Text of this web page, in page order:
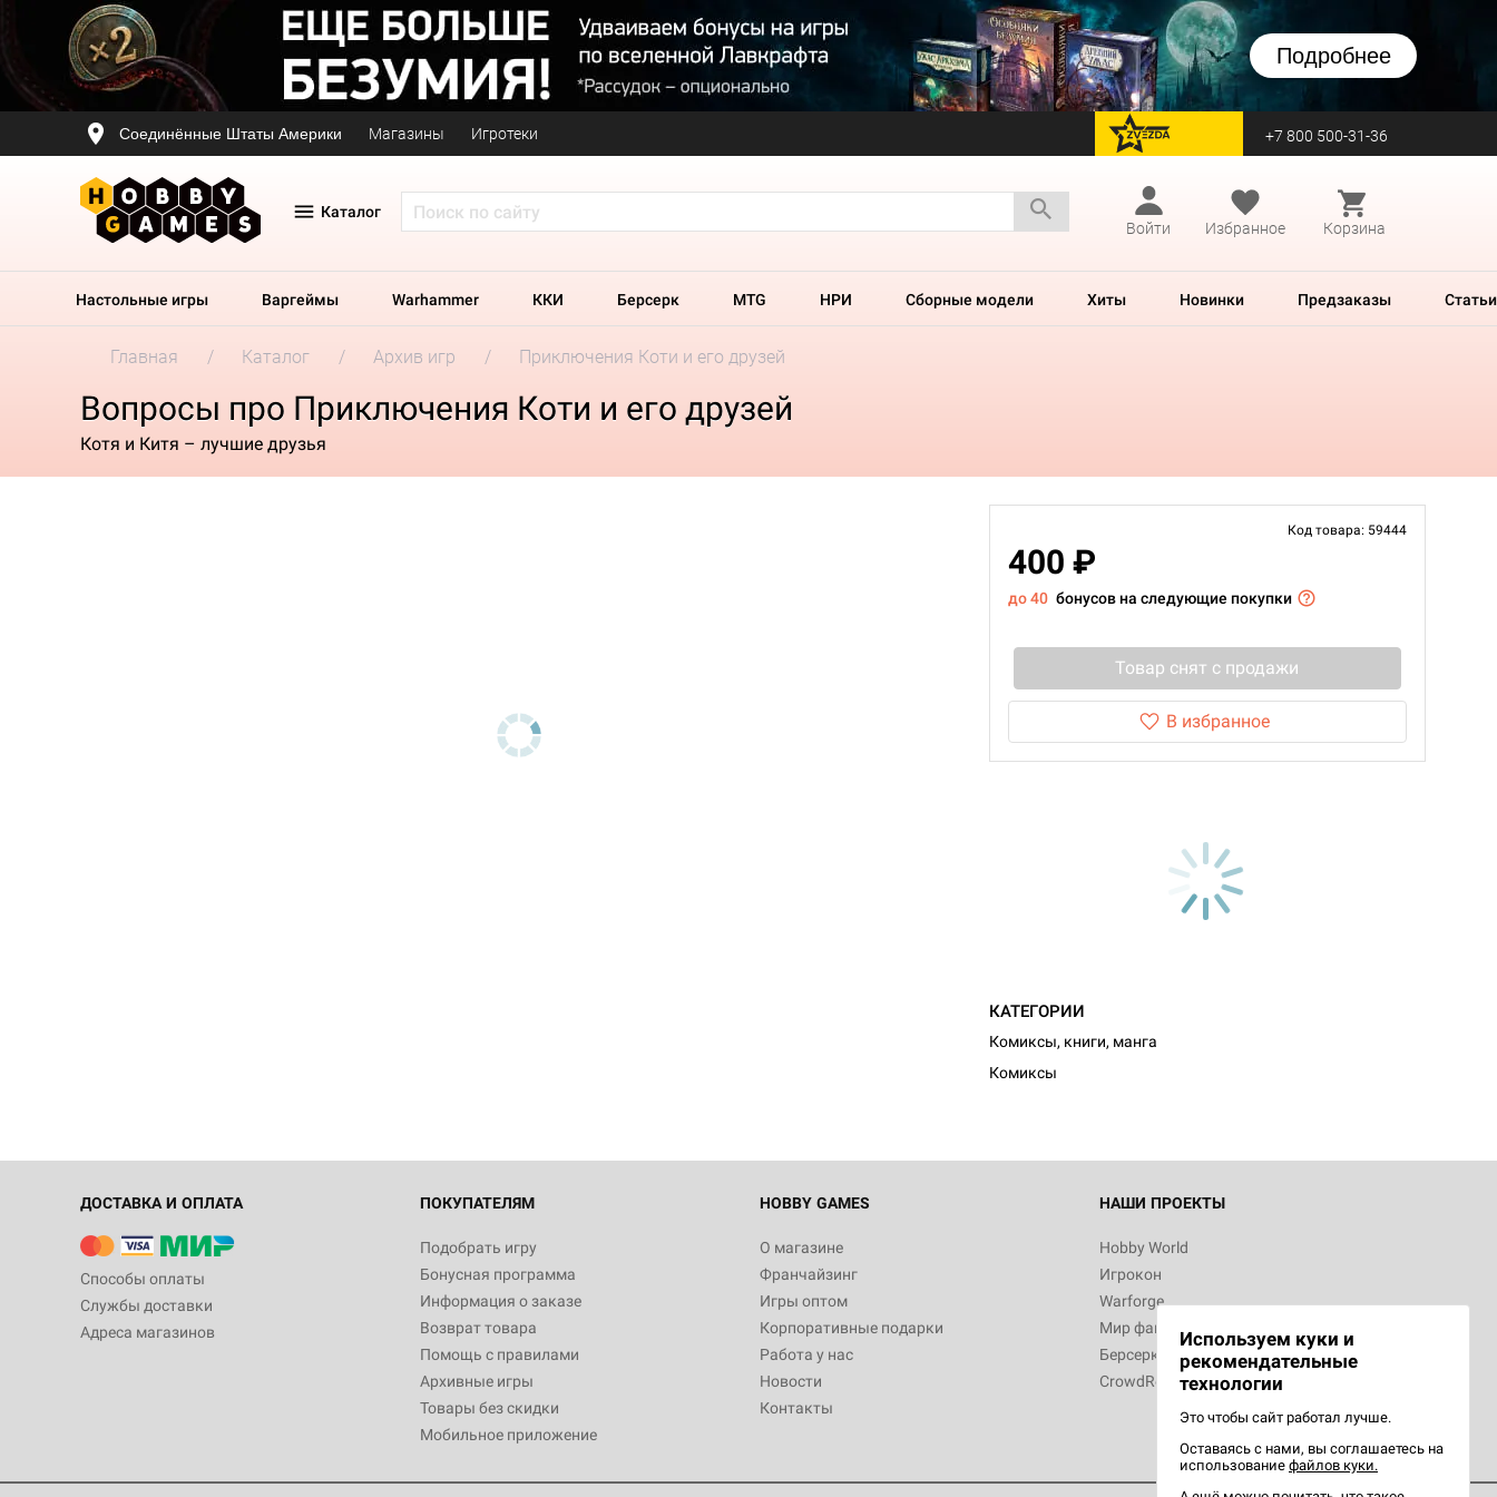
Подробнее
Соединённые Штаты Америки Магазины Игротеки перейти на Zvezda +7 800 500-31-36
Каталог
Войти
Избранное Корзина
Настольные игры Варгеймы Warhammer ККИ Берсерк MTG НРИ Сборные модели Хиты Новинки Предзаказы Статьи
Главная Каталог Архив игр Приключения Коти и его друзей
Вопросы про Приключения Коти и его друзей
Котя и Китя – лучшие друзья
Код товара: 59444
400 ₽
до 40 бонусов на следующие покупки
Товар снят с продажи
В избранное
КАТЕГОРИИ
Комиксы, книги, манга
Комиксы
ДОСТАВКА И ОПЛАТА
Способы оплаты
Службы доставки
Адреса магазинов
ПОКУПАТЕЛЯМ
Подобрать игру
Бонусная программа
Информация о заказе
Возврат товара
Помощь с правилами
Архивные игры
Товары без скидки
Мобильное приложение
HOBBY GAMES
О магазине
Франчайзинг
Игры оптом
Корпоративные подарки
Работа у нас
Новости
Контакты
НАШИ ПРОЕКТЫ
Hobby World
Игрокон
Warforge
Мир фантастики
Берсерк
CrowdRepublic
Используем куки и
рекомендательные
технологии
Это чтобы сайт работал лучше.
Оставаясь с нами, вы соглашаетесь на
использование файлов куки.